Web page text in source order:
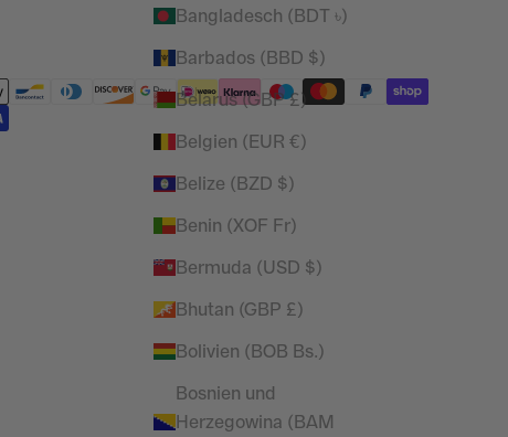
Bangladesch (BDT ৳)
Barbados (BBD $)
Belarus (GBP £)
Belgien (EUR €)
Belize (BZD $)
Benin (XOF Fr)
Bermuda (USD $)
Bhutan (GBP £)
Bolivien (BOB Bs.)
Bosnien und
Herzegowina (BAM